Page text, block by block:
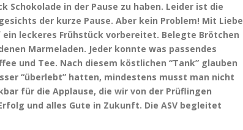
in der Pause zu haben. Leider ist die
der kurze Pause. Aber kein Problem! Mit Liebe
leckeres Frühstück vorbereitet. Belegte Brötchen
Marmeladen. Jeder konnte was passendes
und Tee. Nach diesem köstlichen “Tank” glauben
“überlebt” hatten, mindestens musst man nicht
für die Applause, die wir von der Prüflingen
und alles Gute in Zukunft. Die ASV begleitet